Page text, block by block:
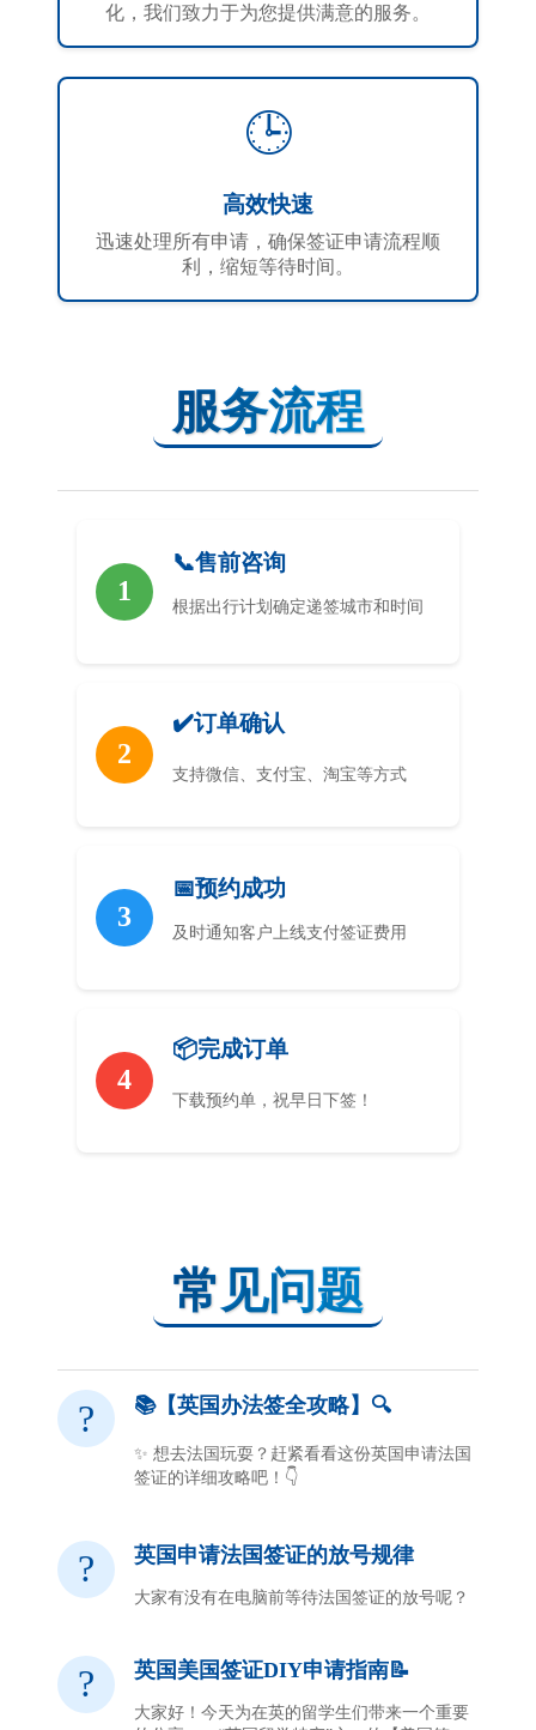
化，我们致力于为您提供满意的服务。
🕒
高效快速
迅速处理所有申请，确保签证申请流程顺
利，缩短等待时间。
服务流程
1
📞售前咨询
根据出行计划确定递签城市和时间
2
✔️订单确认
支持微信、支付宝、淘宝等方式
3
📅预约成功
及时通知客户上线支付签证费用
4
📦完成订单
下载预约单，祝早日下签！
常见问题
? 📚【英国办法签全攻略】🔍
✨ 想去法国玩耍？赶紧看看这份英国申请法国
签证的详细攻略吧！👇
? 英国申请法国签证的放号规律
大家有没有在电脑前等待法国签证的放号呢？
? 英国美国签证DIY申请指南📝
大家好！今天为在英的留学生们带来一个重要